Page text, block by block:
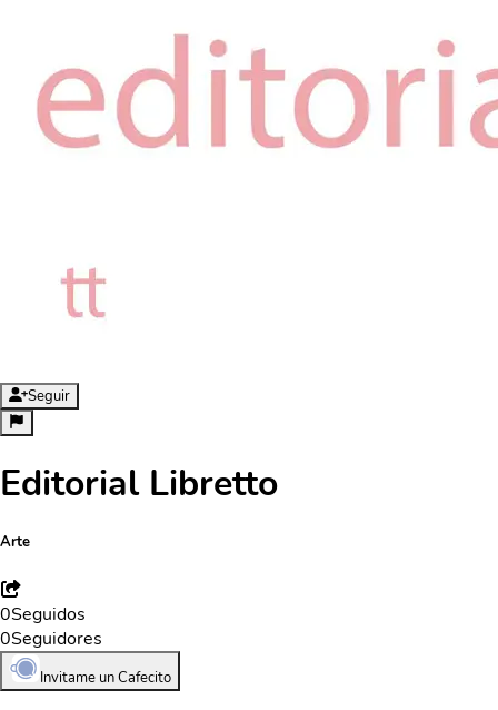
Seguir
Editorial Libretto
Arte
0Seguidos
0Seguidores
Invitame un Cafecito